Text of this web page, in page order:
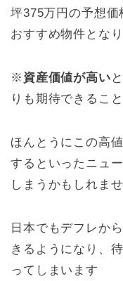
坪375万円の予想
おすすめ物件とな
※ 資産価値が高い
りも期待できるこ
ほんとうにこの高
するといったニュ
しまうかもしれま
日本でもデフレか
きるようになり、
ってしまいます